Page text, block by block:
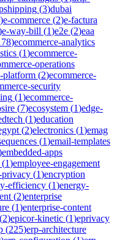
(3)dubai
)e-commerce (2)e-factura
e-way-bill (1)e2e (2)eaa
)ecommerce-analytics
(1)ecommerce-
operations
platform (2)ecommerce-
security
(1)ecommerce-
(7)ecosystem (1)edge-
(1)education
(2)electronics (1)emag
(1)email-templates
embedded-apps
(1)employee-engagement
privacy (1)encryption
efficiency (1)energy-
(2)enterprise
(1)enterprise-content
2)epicor-kinetic (1)eprivacy
(225)erp-architecture